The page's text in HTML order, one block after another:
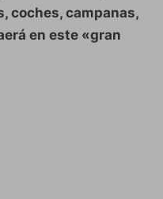
coches, campanas,
en este «gran